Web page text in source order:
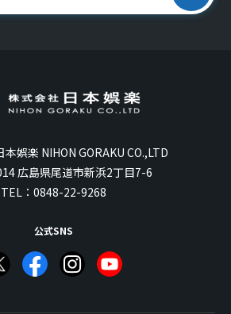
娯楽 NIHON GORAKU CO.,LTD
広島県尾道市新浜2丁目7-6
TEL： 0848-22-9268
公式SNS